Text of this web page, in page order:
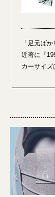
「足元ば
近著に『
カーサイズ